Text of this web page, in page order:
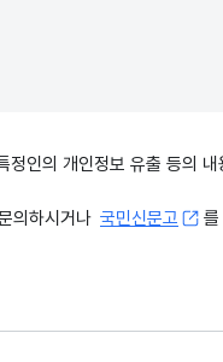
인의 개인정보 유출 등의
의하시거나 국민신문고 를